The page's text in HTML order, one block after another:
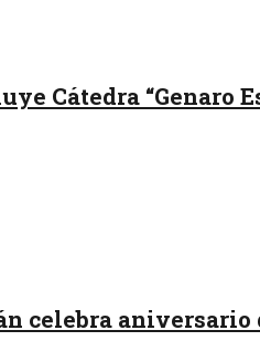
Cátedra “Genaro
celebra